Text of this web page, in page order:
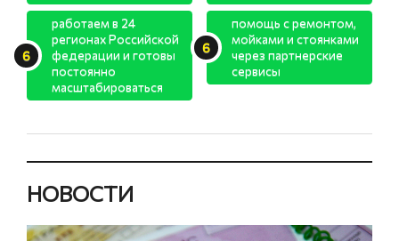
работаем в 24
регионах Российской
федерации и готовы
постоянно
масштабироваться
помощь с ремонтом,
мойками и стоянками
через партнерские
сервисы
НОВОСТИ